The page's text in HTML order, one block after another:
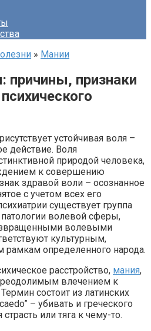
» Мании
причины, признаки
устойчивая воля –
действие. Воля
природой человека,
к совершению
здравой воли – осознанное
с учетом всех его
существует группа
волевой сферы,
волевыми
культурным,
определенного народа.
расстройство, мания,
влечением к
состоит из латинских
– убивать и греческого
или тяга к чему-то.